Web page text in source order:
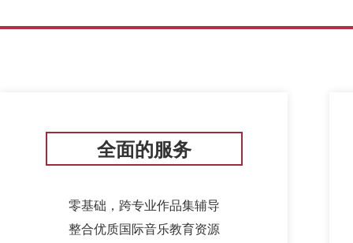
全面的服务
零基础，跨专业作品集辅导
整合优质国际音乐教育资源